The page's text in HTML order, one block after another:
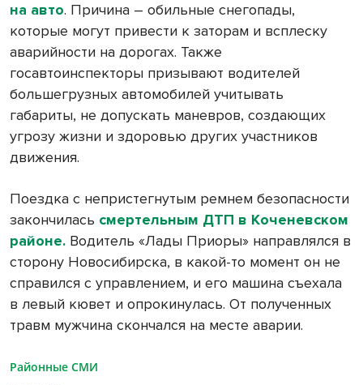
на авто. Причина – обильные снегопады,
которые могут привести к заторам и всплеску
аварийности на дорогах. Также
госавтоинспекторы призывают водителей
большегрузных автомобилей учитывать
габариты, не допускать маневров, создающих
угрозу жизни и здоровью других участников
движения.
Поездка с непристегнутым ремнем безопасности
закончилась смертельным ДТП в Коченевском
районе. Водитель «Лады Приоры» направлялся в
сторону Новосибирска, в какой-то момент он не
справился с управлением, и его машина съехала
в левый кювет и опрокинулась. От полученных
травм мужчина скончался на месте аварии.
Районные СМИ